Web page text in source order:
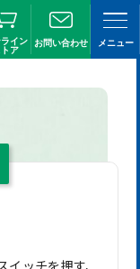
イン
ア
お問い合わせ メニュー